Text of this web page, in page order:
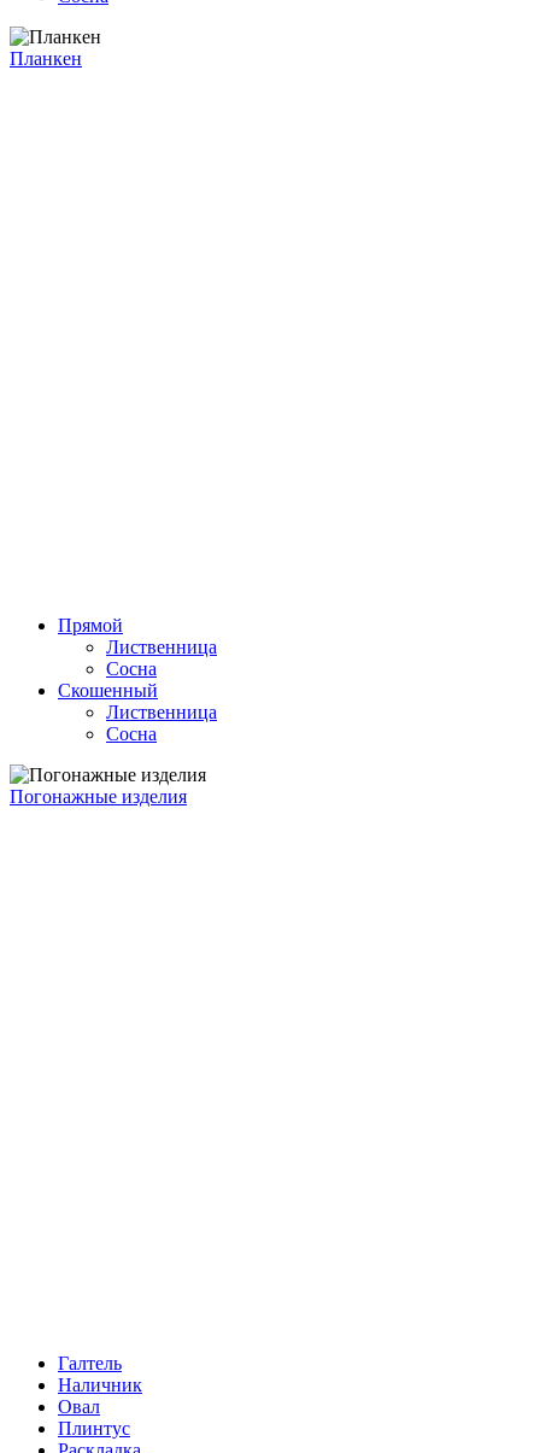
Планкен
Прямой
Лиственница
Сосна
Скошенный
Лиственница
Сосна
Погонажные изделия
Галтель
Наличник
Овал
Плинтус